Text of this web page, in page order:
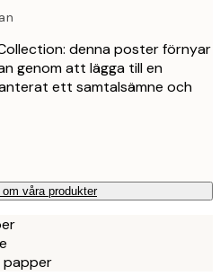
denna poster förnyar
genom att lägga till en
ett samtalsämne och
om våra produkter
papper